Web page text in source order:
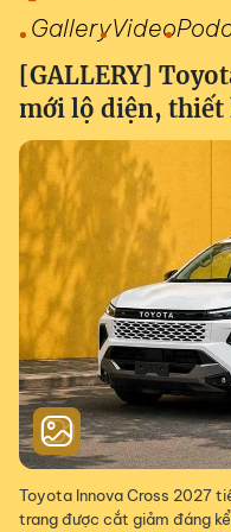
GalleryVideo
[GALLERY]
mới lộ diện,
Toyota Innova Cross 2027
trang được cắt giảm đáng